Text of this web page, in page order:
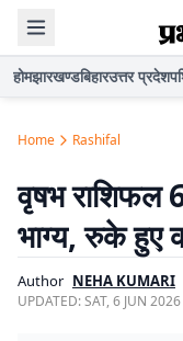
होमझारखण्डबिहारउत्तर प्रदेश
Home Rashifal
वृषभ
भाग्य, रुके हुए
Author NEHA KUMARI
UPDATED:SAT, 6 JUN